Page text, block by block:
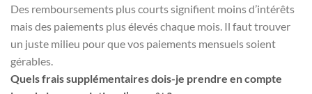
Des remboursements plus courts signifient moins d’intérêts
mais des paiements plus élevés chaque mois. Il faut trouver
un juste milieu pour que vos paiements mensuels soient
gérables.
Quels frais supplémentaires dois-je prendre en compte